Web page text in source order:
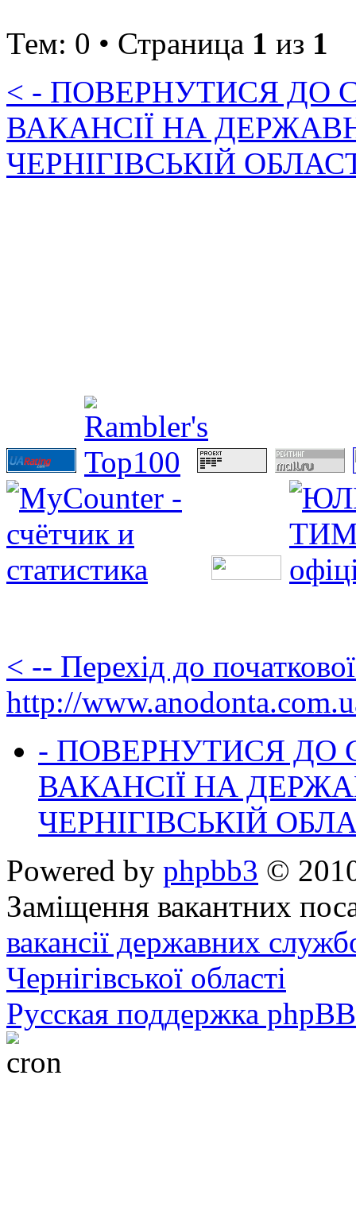
Тем: 0 • Страница 1 из 1
< - ПОВЕРНУТИСЯ ДО
ВАКАНСІЇ НА
ЧЕРНІГІВСЬКІЙ
< -- Перехід до
http://
- ПОВЕРНУТИСЯ ДО
ВАКАНСІЇ НА
ЧЕРНІГІВСЬКІЙ
Powered by phpbb3 ©
Заміщення вакантних
вакансії державних
Чернігівської області
Русская поддержка phpBB